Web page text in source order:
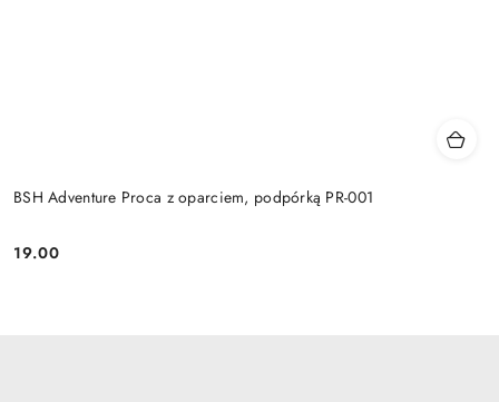
BSH Adventure Proca z oparciem, podpórką PR-001
Cena:
19.00